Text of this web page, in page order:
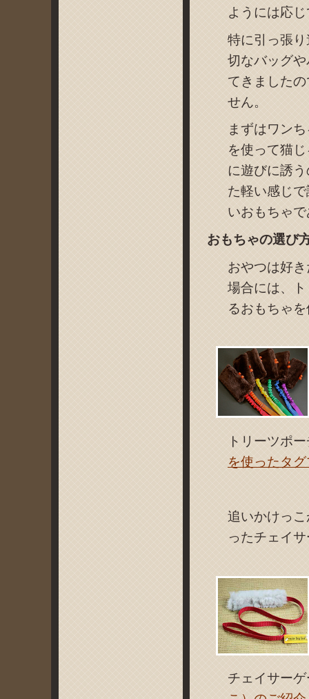
ようには応
特に引っ張
切なバッグ
てきました
せん。
まずはワン
を使って猫
に遊びに誘
た軽い感じ
いおもちゃ
おもちゃの選び
おやつは好
場合には、
るおもちゃ
トリーツポ
を使ったタ
追いかけっ
ったチェイ
チェイサー